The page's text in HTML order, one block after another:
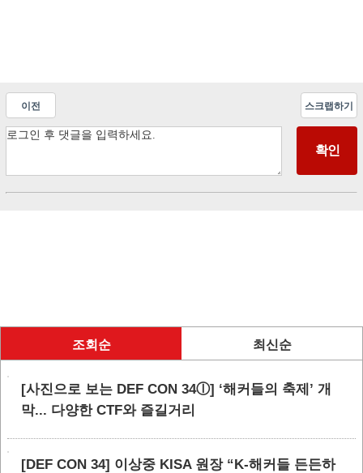
이전 스크랩하기
조회순 최신순
[사진으로 보는 DEF CON 34ⓛ] ‘해커들의 축제’ 개
막... 다양한 CTF와 즐길거리
[DEF CON 34] 이상중 KISA 원장 “K-해커들 든든하